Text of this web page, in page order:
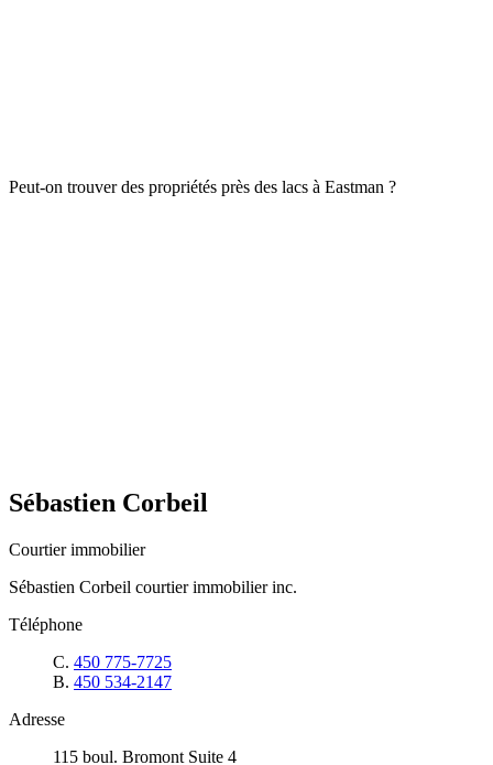
Peut-on trouver des propriétés près des lacs à Eastman ?
Sébastien Corbeil
Courtier immobilier
Sébastien Corbeil courtier immobilier inc.
Téléphone
C. 450 775-7725
B. 450 534-2147
Adresse
115 boul. Bromont Suite 4